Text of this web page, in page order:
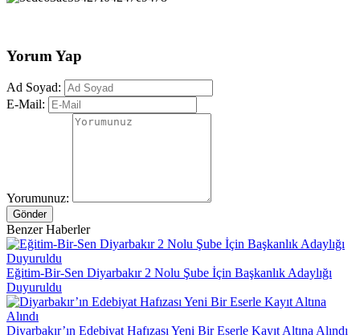
Yorum Yap
Ad Soyad:
E-Mail:
Yorumunuz:
Gönder
Benzer Haberler
Eğitim-Bir-Sen Diyarbakır 2 Nolu Şube İçin Başkanlık Adaylığı
Duyuruldu
Diyarbakır’ın Edebiyat Hafızası Yeni Bir Eserle Kayıt Altına Alındı